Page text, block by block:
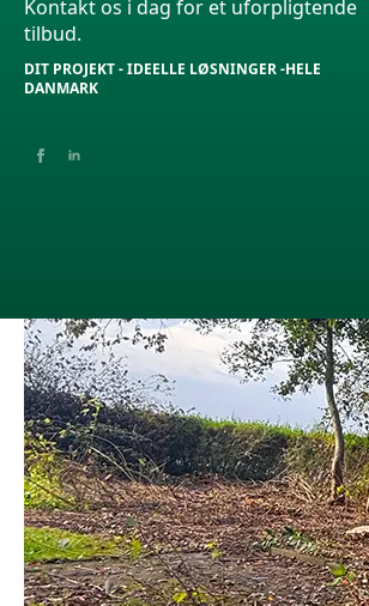
Kontakt os i dag for et uforpligtende
tilbud.
DIT PROJEKT - IDEELLE LØSNINGER -HELE
DANMARK